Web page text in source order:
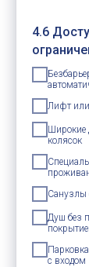
4.6
Лифт или
Широкие
колясок
Санузлы
Душ без
с входом